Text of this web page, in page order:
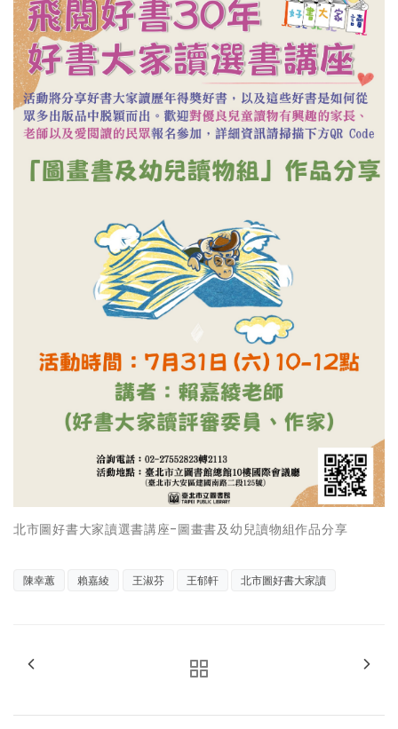
北市圖好書大家讀選書講座-圖畫書及幼兒讀物組作品分享
陳幸蕙 賴嘉綾 王淑芬 王郁軒 北市圖好書大家讀